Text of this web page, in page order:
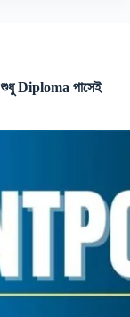
Diploma পাসেই